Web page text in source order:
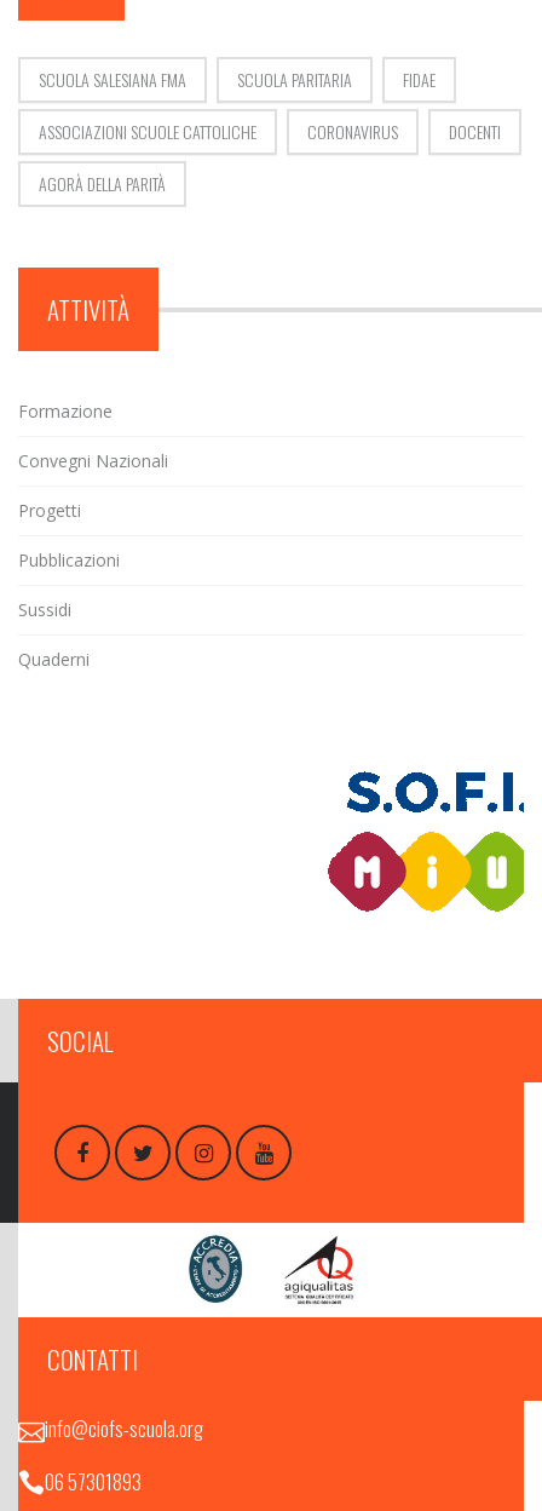
SCUOLA SALESIANA FMA SCUOLA PARITARIA FIDAE
ASSOCIAZIONI SCUOLE CATTOLICHE CORONAVIRUS DOCENTI
AGORÀ DELLA PARITÀ
ATTIVITÀ
Formazione
Convegni Nazionali
Progetti
Pubblicazioni
Sussidi
Quaderni
SOCIAL
CONTATTI
info@ciofs-scuola.org
06 57301893